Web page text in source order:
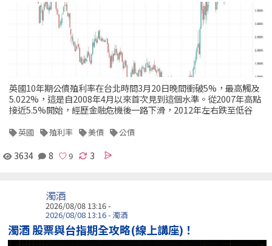
英國10年期公債殖利率在台北時間3月20日晚間衝破5%，最高觸及
5.022%，這是自2008年4月以來首次見到這個水準。從2007年高點
接近5.5%開始，經歷金融危機後一路下滑，2012年左右跌至低谷
英國 殖利率 美債 公債
3634 8 3
濁酒
2026/08/08 13:16 -
2026/08/08 13:16 - 濁酒
濁酒 股票與台指期全攻略(線上講座)！